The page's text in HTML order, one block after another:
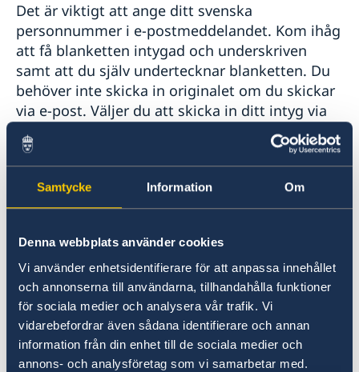
Samtycke Information Om
Denna webbplats använder cookies
Vi använder enhetsidentifierare för att anpassa innehållet
och annonserna till användarna, tillhandahålla funktioner
för sociala medier och analysera vår trafik. Vi
vidarebefordrar även sådana identifierare och annan
information från din enhet till de sociala medier och
annons- och analysföretag som vi samarbetar med.
Det är viktigt att ange ditt svenska
personnummer i e-postmeddelandet. Kom ihåg
att få blanketten intygad och underskriven
samt att du själv undertecknar blanketten. Du
behöver inte skicka in originalet om du skickar
via e-post. Väljer du att skicka in ditt intyg via
e-post måste intyget bifogas som en skannad
bilaga i PDF-format.
Här kan du läsa ytterligare information om
levnadsintyg
.
Adress till Pensionsmyndigheten (för personer
som bor utomlands):
Pensionsmyndigheten
839 89 Östersund
Suède